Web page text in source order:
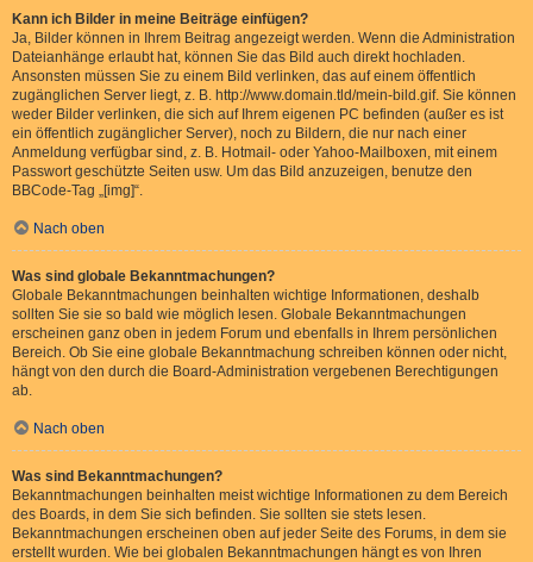
Kann ich Bilder in meine Beiträge einfügen?
Ja, Bilder können in Ihrem Beitrag angezeigt werden. Wenn die Administration
Dateianhänge erlaubt hat, können Sie das Bild auch direkt hochladen.
Ansonsten müssen Sie zu einem Bild verlinken, das auf einem öffentlich
zugänglichen Server liegt, z. B. http://www.domain.tld/mein-bild.gif. Sie können
weder Bilder verlinken, die sich auf Ihrem eigenen PC befinden (außer es ist
ein öffentlich zugänglicher Server), noch zu Bildern, die nur nach einer
Anmeldung verfügbar sind, z. B. Hotmail- oder Yahoo-Mailboxen, mit einem
Passwort geschützte Seiten usw. Um das Bild anzuzeigen, benutze den
BBCode-Tag „[img]“.
Nach oben
Was sind globale Bekanntmachungen?
Globale Bekanntmachungen beinhalten wichtige Informationen, deshalb
sollten Sie sie so bald wie möglich lesen. Globale Bekanntmachungen
erscheinen ganz oben in jedem Forum und ebenfalls in Ihrem persönlichen
Bereich. Ob Sie eine globale Bekanntmachung schreiben können oder nicht,
hängt von den durch die Board-Administration vergebenen Berechtigungen
ab.
Nach oben
Was sind Bekanntmachungen?
Bekanntmachungen beinhalten meist wichtige Informationen zu dem Bereich
des Boards, in dem Sie sich befinden. Sie sollten sie stets lesen.
Bekanntmachungen erscheinen oben auf jeder Seite des Forums, in dem sie
erstellt wurden. Wie bei globalen Bekanntmachungen hängt es von Ihren